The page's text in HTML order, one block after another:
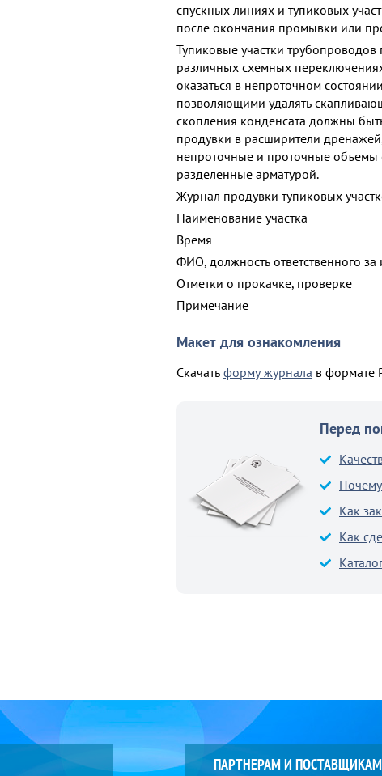
спускных линиях и тупиковых
после окончания промывки или
Тупиковые участки
различных схемных
оказаться в непроточном
позволяющими удалять
скопления конденсата должны
продувки в расширители
непроточные и проточные объемы
разделенные арматурой.
Журнал продувки тупиковых
Наименование участка
Время
ФИО, должность ответственного
Отметки о прокачке, проверке
Примечание
Макет для ознакомления
Скачать форму журнала в формате
Перед
Как
Как
ПАРТНЕРАМ И ПОСТАВЩИКАМ